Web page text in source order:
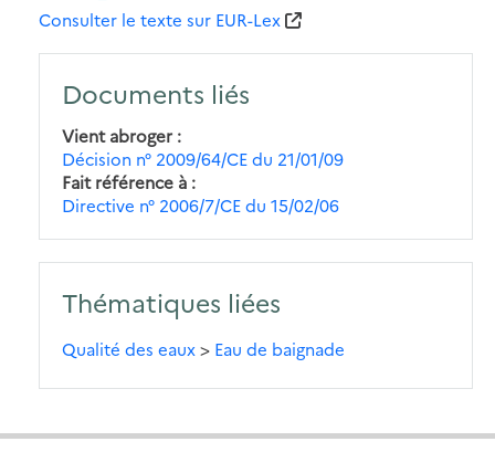
Consulter le texte sur EUR-Lex
Documents liés
Vient abroger
Décision n° 2009/64/CE du 21/01/09
Fait référence à
Directive n° 2006/7/CE du 15/02/06
Thématiques liées
Qualité des eaux> Eau de baignade